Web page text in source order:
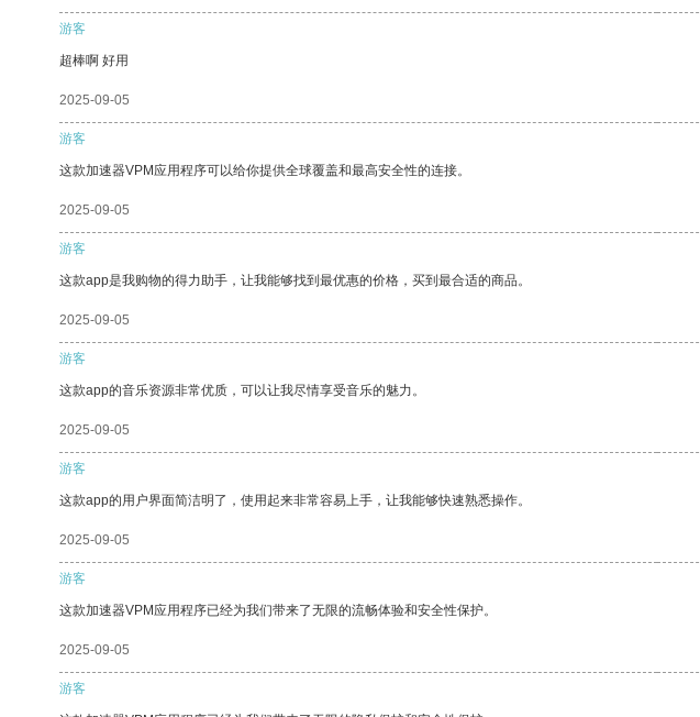
游客
超棒啊 好用
2025-09-05
游客
这款加速器VPM应用程序可以给你提供全球覆盖和最高安全性的连接。
2025-09-05
游客
这款app是我购物的得力助手，让我能够找到最优惠的价格，买到最合适的商品。
2025-09-05
游客
这款app的音乐资源非常优质，可以让我尽情享受音乐的魅力。
2025-09-05
游客
这款app的用户界面简洁明了，使用起来非常容易上手，让我能够快速熟悉操作。
2025-09-05
游客
这款加速器VPM应用程序已经为我们带来了无限的流畅体验和安全性保护。
2025-09-05
游客